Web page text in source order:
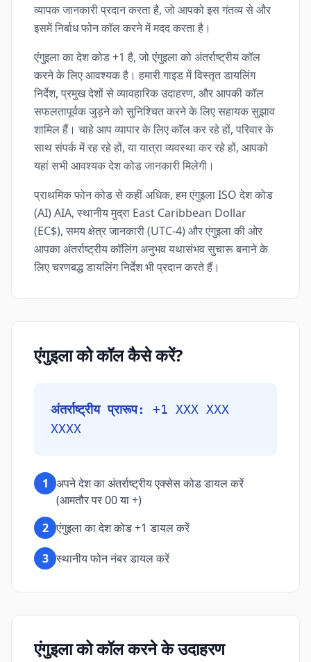
व्यापक जानकारी प्रदान करता है, जो आपको इस गंतव्य से और
इसमें निर्बाध फोन कॉल करने में मदद करता है।
एंगुइला का देश कोड +1 है, जो एंगुइला को अंतर्राष्ट्रीय कॉल
करने के लिए आवश्यक है। हमारी गाइड में विस्तृत डायलिंग
निर्देश, प्रमुख देशों से व्यावहारिक उदाहरण, और आपकी कॉल
सफलतापूर्वक जुड़ने को सुनिश्चित करने के लिए सहायक सुझाव
शामिल हैं। चाहे आप व्यापार के लिए कॉल कर रहे हों, परिवार के
साथ संपर्क में रह रहे हों, या यात्रा व्यवस्था कर रहे हों, आपको
यहां सभी आवश्यक देश कोड जानकारी मिलेगी।
प्राथमिक फोन कोड से कहीं अधिक, हम एंगुइला ISO देश कोड
(AI) AIA, स्थानीय मुद्रा East Caribbean Dollar
(EC$), समय क्षेत्र जानकारी (UTC-4) और एंगुइला की ओर
आपका अंतर्राष्ट्रीय कॉलिंग अनुभव यथासंभव सुचारू बनाने के
लिए चरणबद्ध डायलिंग निर्देश भी प्रदान करते हैं।
एंगुइला को कॉल कैसे करें?
अंतर्राष्ट्रीय प्रारूप:
+1 XXX XXX
XXXX
1 अपने देश का अंतर्राष्ट्रीय एक्सेस कोड डायल करें
(आमतौर पर 00 या +)
2 एंगुइला का देश कोड +1 डायल करें
3 स्थानीय फोन नंबर डायल करें
एंगुइला को कॉल करने के उदाहरण